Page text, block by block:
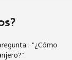
: "¿Cómo